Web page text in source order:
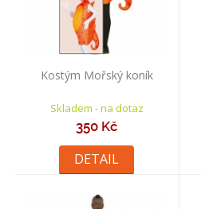
Kostým Mořský koník
Skladem - na dotaz
350 Kč
DETAIL